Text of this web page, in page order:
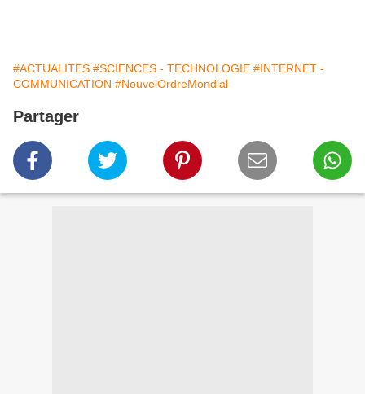
#ACTUALITES #SCIENCES - TECHNOLOGIE #INTERNET -
COMMUNICATION #NouvelOrdreMondial
Partager